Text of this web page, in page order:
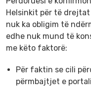
Helsinkit për të
nuk ka obligim të
edhe nuk mund të
me këto faktorë:
Për faktin se cili
përmbajtjet e